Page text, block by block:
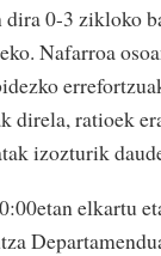
0-3 zikloko
Nafarroa
direla, ratioek
izozturik
elkartu